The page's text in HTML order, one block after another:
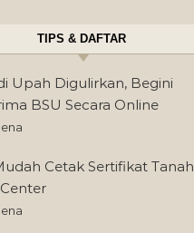
TIPS & DAFTAR
Upah Digulirkan, Begini
BSU Secara Online
Cetak Sertifikat Tanah